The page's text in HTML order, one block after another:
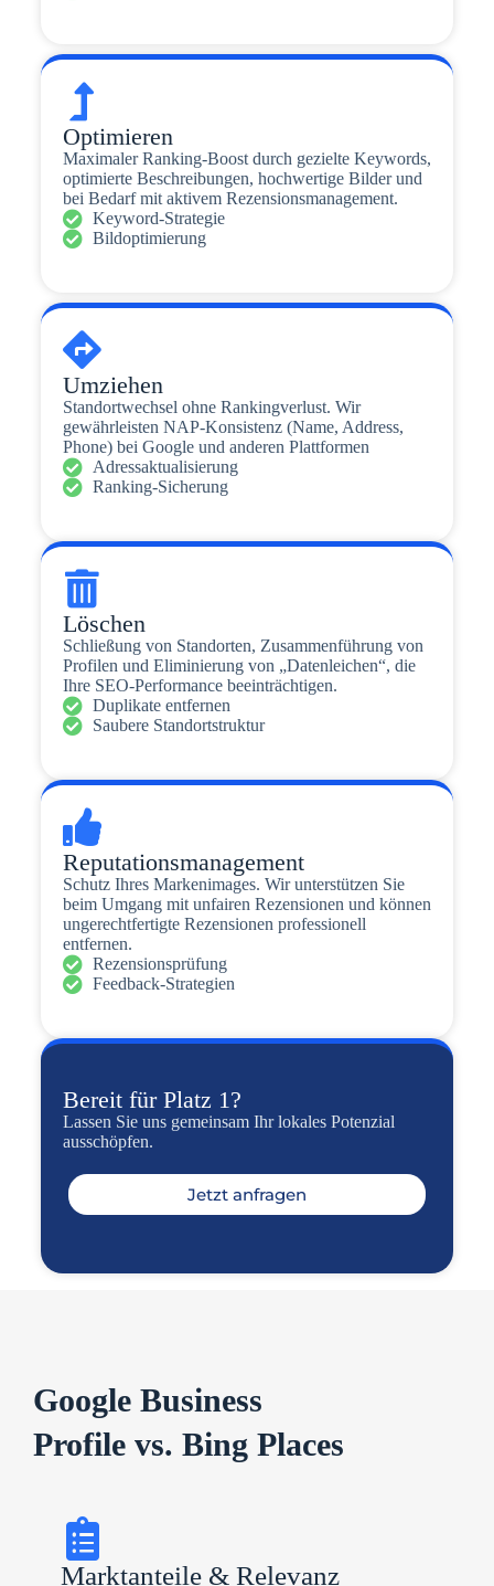
Optimieren
Maximaler Ranking-Boost durch gezielte Keywords,
optimierte Beschreibungen, hochwertige Bilder und
bei Bedarf mit aktivem Rezensionsmanagement.
Keyword-Strategie
Bildoptimierung
Umziehen
Standortwechsel ohne Rankingverlust. Wir
gewährleisten NAP-Konsistenz (Name, Address,
Phone) bei Google und anderen Plattformen
Adressaktualisierung
Ranking-Sicherung
Löschen
Schließung von Standorten, Zusammenführung von
Profilen und Eliminierung von „Datenleichen“, die
Ihre SEO-Performance beeinträchtigen.
Duplikate entfernen
Saubere Standortstruktur
Reputationsmanagement
Schutz Ihres Markenimages. Wir unterstützen Sie
beim Umgang mit unfairen Rezensionen und können
ungerechtfertigte Rezensionen professionell
entfernen.
Rezensionsprüfung
Feedback-Strategien
Bereit für Platz 1?
Lassen Sie uns gemeinsam Ihr lokales Potenzial
ausschöpfen.
Jetzt anfragen
Google Business
Profile vs. Bing Places
Marktanteile & Relevanz